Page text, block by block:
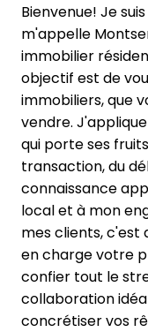
Bienvenue! Je
m'appelle
immobilier
objectif est de
immobiliers, que
vendre.
qui porte ses
transaction, du
connaissance
local et à mon
mes clients, c'est
en charge votre
confier tout le
collaboration
concrétiser vos